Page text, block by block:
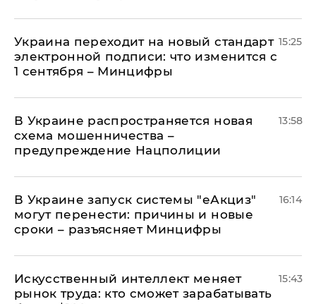
Украина переходит на новый стандарт
электронной подписи: что изменится с
1 сентября – Минцифры
15:25
В Украине распространяется новая
схема мошенничества –
предупреждение Нацполиции
13:58
В Украине запуск системы "еАкциз"
могут перенести: причины и новые
сроки – разъясняет Минцифры
16:14
Искусственный интеллект меняет
рынок труда: кто сможет зарабатывать
15:43